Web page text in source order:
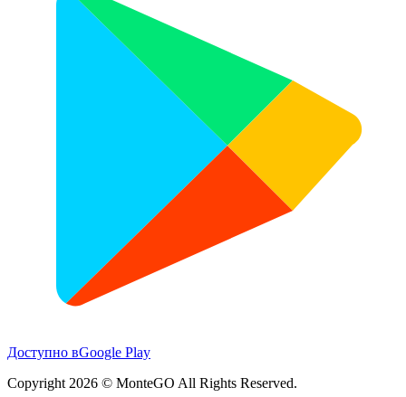
Доступно вGoogle Play
Copyright 2026 © MonteGO All Rights Reserved.